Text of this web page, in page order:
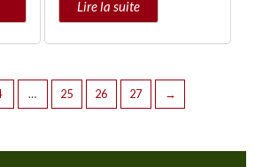
Lire la suite
… 25 26 27 →